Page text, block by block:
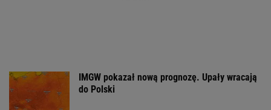
IMGW pokazał nową prognozę. Upały wracają
do Polski